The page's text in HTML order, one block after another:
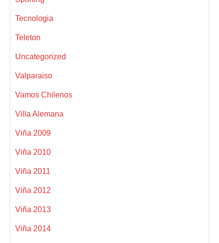
Tecnologia
Teleton
Uncategorized
Valparaiso
Vamos Chilenos
Villa Alemana
Viña 2009
Viña 2010
Viña 2011
Viña 2012
Viña 2013
Viña 2014